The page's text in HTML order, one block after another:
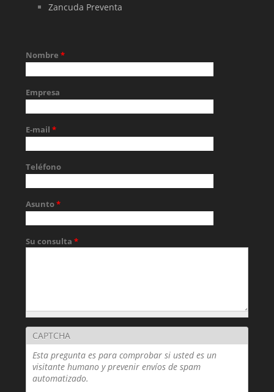
Zancuda Preventa
Nombre*
Empresa
E-mail*
Teléfono
Asunto*
Su consulta*
CAPTCHA
Esta pregunta es para comprobar si usted es un
visitante humano y prevenir envíos de spam
automatizado.